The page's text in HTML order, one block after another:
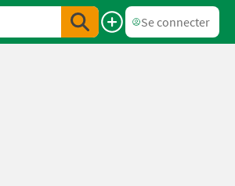
Se connecter